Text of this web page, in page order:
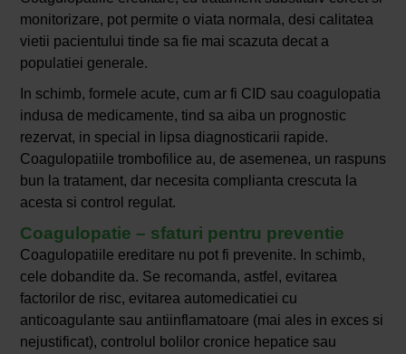
monitorizare, pot permite o viata normala, desi calitatea
vietii pacientului tinde sa fie mai scazuta decat a
populatiei generale.
In schimb, formele acute, cum ar fi CID sau coagulopatia
indusa de medicamente, tind sa aiba un prognostic
rezervat, in special in lipsa diagnosticarii rapide.
Coagulopatiile trombofilice au, de asemenea, un raspuns
bun la tratament, dar necesita complianta crescuta la
acesta si control regulat.
Coagulopatie – sfaturi pentru preventie
Coagulopatiile ereditare nu pot fi prevenite. In schimb,
cele dobandite da. Se recomanda, astfel, evitarea
factorilor de risc, evitarea automedicatiei cu
anticoagulante sau antiinflamatoare (mai ales in exces si
nejustificat), controlul bolilor cronice hepatice sau